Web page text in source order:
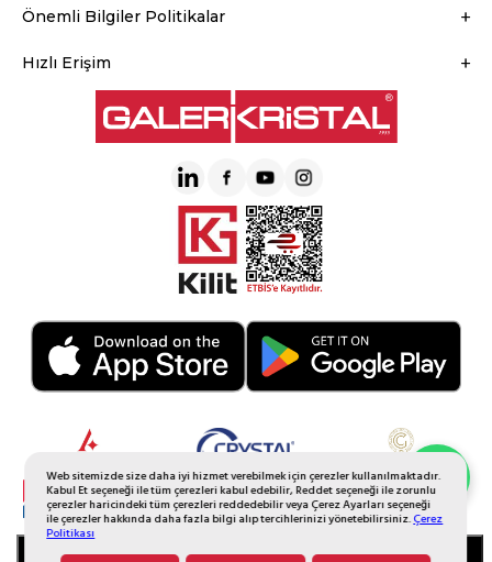
Web sitemizde size daha iyi hizmet verebilmek için çerezler kullanılmaktadır.
Kabul Et seçeneği ile tüm çerezleri kabul edebilir, Reddet seçeneği ile zorunlu
çerezler haricindeki tüm çerezleri reddedebilir veya Çerez Ayarları seçeneği
ile çerezler hakkında daha fazla bilgi alıp tercihlerinizi yönetebilirsiniz.Çerez
Politikası
Önemli Bilgiler Politikalar
Hızlı Erişim
Whatsapp Sipariş